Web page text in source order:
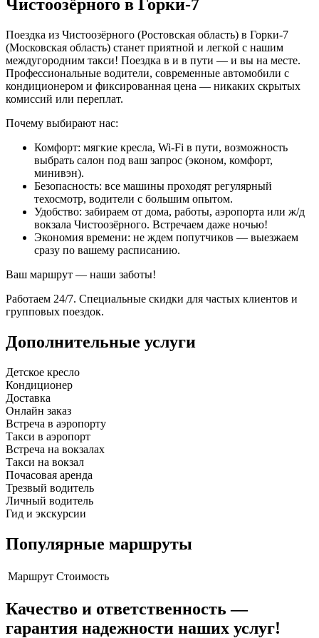
Чистоозёрного в Горки-7
Поездка из Чистоозёрного (Ростовская область) в Горки-7
(Московская область) станет приятной и легкой с нашим
междугородним такси! Поездка в и в пути — и вы на месте.
Профессиональные водители, современные автомобили с
кондиционером и фиксированная цена — никаких скрытых
комиссий или переплат.
Почему выбирают нас:
Комфорт: мягкие кресла, Wi-Fi в пути, возможность
выбрать салон под ваш запрос (эконом, комфорт,
минивэн).
Безопасность: все машины проходят регулярный
техосмотр, водители с большим опытом.
Удобство: забираем от дома, работы, аэропорта или ж/д
вокзала Чистоозёрного. Встречаем даже ночью!
Экономия времени: не ждем попутчиков — выезжаем
сразу по вашему расписанию.
Ваш маршрут — наши заботы!
Работаем 24/7. Специальные скидки для частых клиентов и
групповых поездок.
Дополнительные услуги
Детское кресло
Кондиционер
Доставка
Онлайн заказ
Встреча в аэропорту
Такси в аэропорт
Встреча на вокзалах
Такси на вокзал
Почасовая аренда
Трезвый водитель
Личный водитель
Гид и экскурсии
Популярные маршруты
Маршрут Стоимость
Качество и ответственность —
гарантия надежности наших услуг!